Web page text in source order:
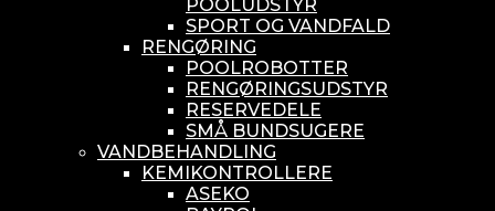
POOLUDSTYR
SPORT OG VANDFALD
RENGØRING
POOLROBOTTER
RENGØRINGSUDSTYR
RESERVEDELE
SMÅ BUNDSUGERE
VANDBEHANDLING
KEMIKONTROLLERE
ASEKO